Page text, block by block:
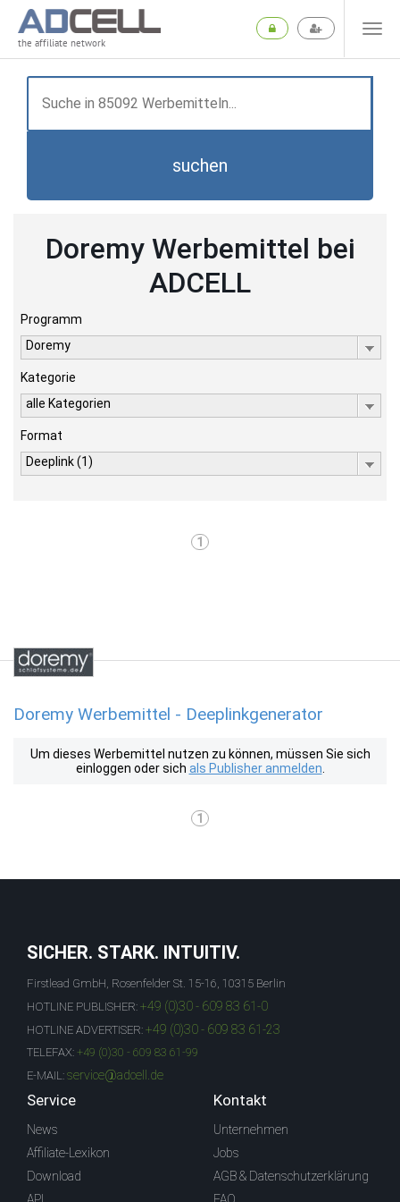
the affiliate network
suchen
Doremy Werbemittel bei
ADCELL
Programm
Doremy
Kategorie
alle Kategorien
Format
Deeplink (1)
1
Doremy Werbemittel - Deeplinkgenerator
Um dieses Werbemittel nutzen zu können, müssen Sie sich
einloggen oder sich als Publisher anmelden
1
SICHER. STARK. INTUITIV.
Firstlead GmbH, Rosenfelder St. 15-16, 10315 Berlin
HOTLINE PUBLISHER: +49 (0)30 - 609 83 61-0
HOTLINE ADVERTISER: +49 (0)30 - 609 83 61-23
TELEFAX: +49 (0)30 - 609 83 61-99
E-MAIL: service@adcell.de
Service
News
Affiliate-Lexikon
Download
Kontakt
Unternehmen
Jobs
AGB & Datenschutzerklärung